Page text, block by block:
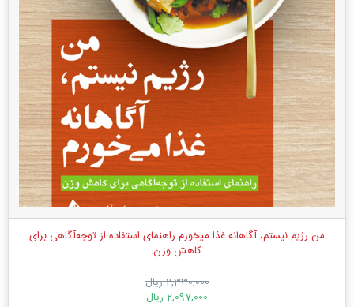
من رژیم نیستم، آگاهانه غذا میخورم راهنمای استفاده از توجه‌آگاهی برای
کاهش وزن
2,330,000 ریال
2,097,000 ریال